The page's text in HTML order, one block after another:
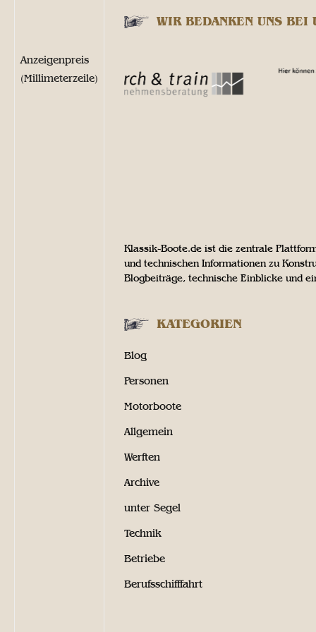
Anzeigenpreis
(Millimeterzeile)
WIR BEDANKEN UNS BEI
Klassik-Boote.de ist die zentrale
und technischen Informationen zu
Blogbeiträge, technische Einblicke und
KATEGORIEN
Blog
Personen
Motorboote
Allgemein
Werften
Archive
unter Segel
Technik
Betriebe
Berufsschifffahrt